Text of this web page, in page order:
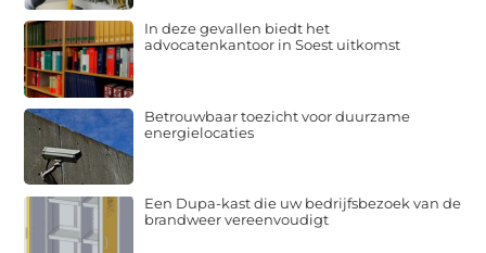
In deze gevallen biedt het
advocatenkantoor in Soest uitkomst
Betrouwbaar toezicht voor duurzame
energielocaties
Een Dupa-kast die uw bedrijfsbezoek van de
brandweer vereenvoudigt